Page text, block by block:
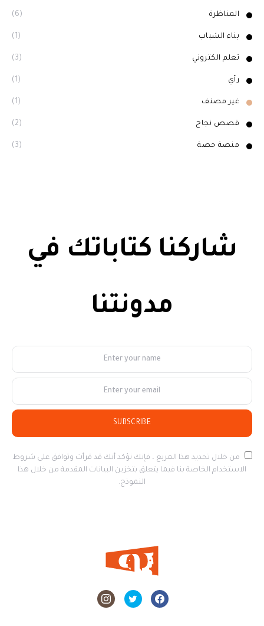
المناظرة (6)
بناء الشباب (1)
تعلم الكتروني (3)
رأي (1)
غير مصنف (1)
قصص نجاح (2)
منصة حصة (3)
شاركنا كتاباتك في
مدونتنا
SUBSCRIBE
من خلال تحديد هذا المربع ، فإنك تؤكد أنك قد قرأت وتوافق على شروط
الاستخدام الخاصة بنا فيما يتعلق بتخزين البيانات المقدمة من خلال هذا
النموذج.